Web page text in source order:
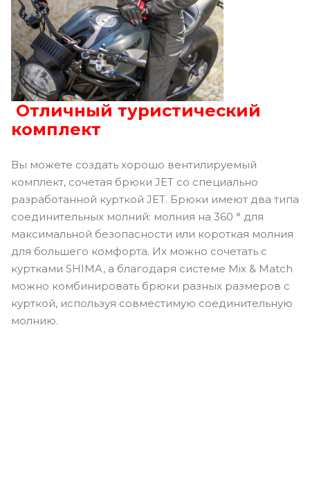
Отличный туристический
комплект
Вы можете создать хорошо вентилируемый
комплект, сочетая брюки JET со специально
разработанной курткой JET. Брюки имеют два типа
соединительных молний: молния на 360 ° для
максимальной безопасности или короткая молния
для большего комфорта. Их можно сочетать с
куртками SHIMA, а благодаря системе Mix & Match
можно комбинировать брюки разных размеров с
курткой, используя совместимую соединительную
молнию.